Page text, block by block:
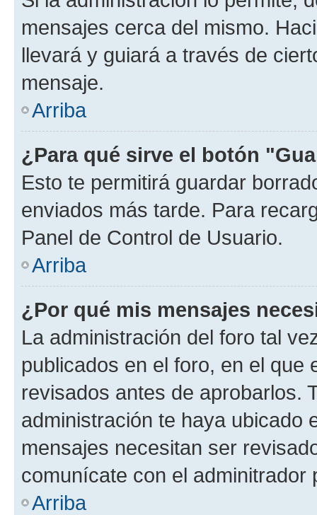
mensajes cerca del mismo.
llevará y guiará a través de
mensaje.
Arriba
¿Para qué sirve el botón
Esto te permitirá guardar
enviados más tarde. Para
Panel de Control de Usuario.
Arriba
¿Por qué mis mensajes
La administración del foro tal
publicados en el foro, en el
revisados antes de aprobarlos.
administración te haya ubicado
mensajes necesitan ser
comunícate con el
Arriba